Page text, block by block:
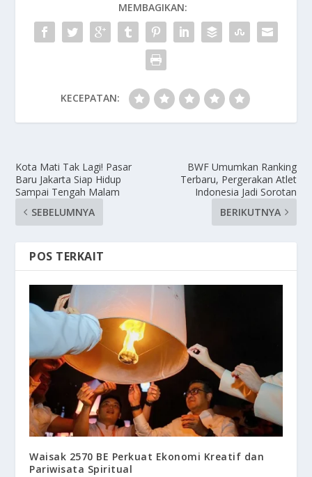
MEMBAGIKAN:
KECEPATAN:
Kota Mati Tak Lagi! Pasar
Baru Jakarta Siap Hidup
Sampai Tengah Malam
SEBELUMNYA
BWF Umumkan Ranking
Terbaru, Pergerakan Atlet
Indonesia Jadi Sorotan
BERIKUTNYA
POS TERKAIT
Waisak 2570 BE Perkuat Ekonomi Kreatif dan
Pariwisata Spiritual